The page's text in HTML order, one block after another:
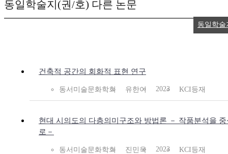
동일학술지(권/호) 다른 논문
건축적 공간의 회화적 표현 연구
동서미술문화학회 유한이 2023 KCI등재
현대 시의도의 다층의미구조와 방법론 － 작품분석을
로－
동서미술문화학회 진민욱 2023 KCI등재
동일학술